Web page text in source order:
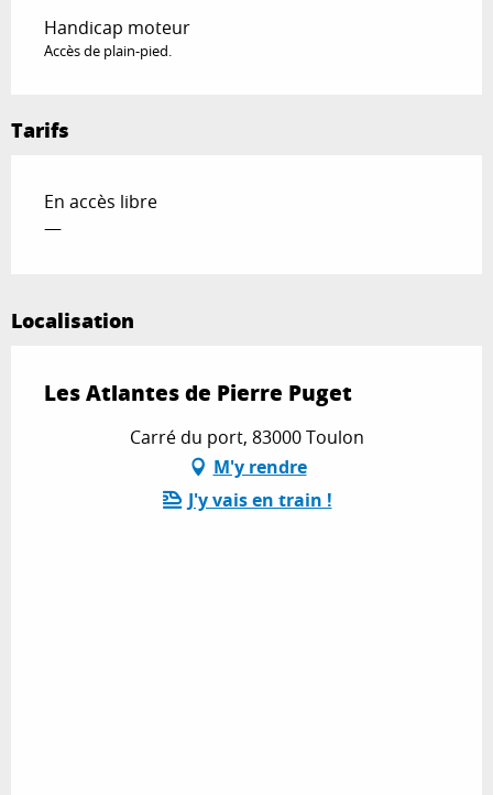
Handicap moteur
Accès de plain-pied.
Tarifs
En accès libre
—
Localisation
Les Atlantes de Pierre Puget
Carré du port, 83000 Toulon
M'y rendre
J'y vais en train !